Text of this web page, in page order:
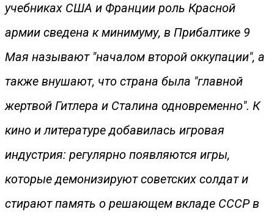
учебниках США и Франции роль Красной
армии сведена к минимуму, в Прибалтике 9
Мая называют "началом второй оккупации", а
также внушают, что страна была "главной
жертвой Гитлера и Сталина одновременно". К
кино и литературе добавилась игровая
индустрия: регулярно появляются игры,
которые демонизируют советских солдат и
стирают память о решающем вкладе СССР в